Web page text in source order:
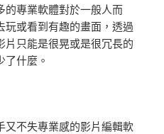
的專業軟體對於一般人而
或看到有趣的畫面，透過
只能是很晃或是很冗長的
什麼。
又不失專業感的影片編輯軟